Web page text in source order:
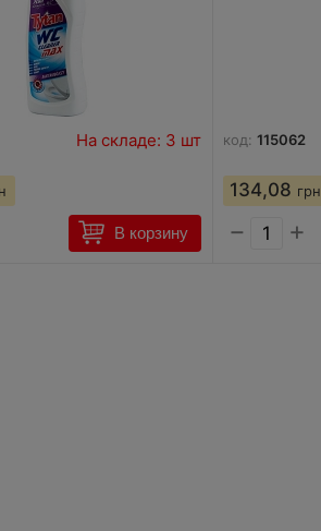
На складе: 3 шт
В корзину
код: 115062
134,08 грн
− +